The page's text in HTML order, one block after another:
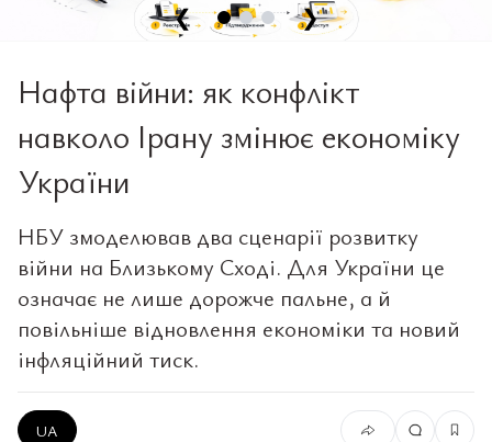
❮ ❯
Нафта війни: як конфлікт
навколо Ірану змінює економіку
України
НБУ змоделював два сценарії розвитку
війни на Близькому Сході. Для України це
означає не лише дорожче пальне, а й
повільніше відновлення економіки та новий
інфляційний тиск.
UA